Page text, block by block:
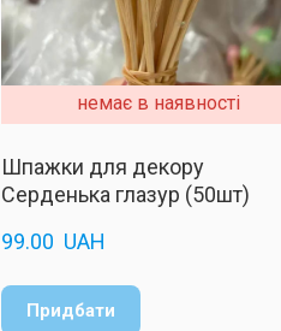
немає в наявності
Шпажки для декору
Серденька глазур (50шт)
99.00  UAH
Придбати